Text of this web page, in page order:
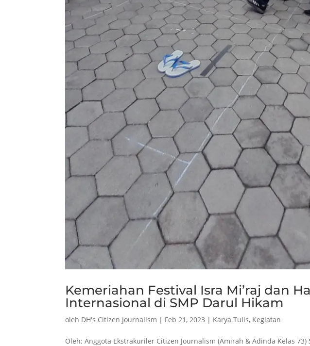
Kemeriahan Festival Isra Mi’raj dan
Internasional di SMP Darul Hikam
oleh DH's Citizen Journalism | Feb 21, 2023 | Karya Tulis, Kegiatan
Oleh: Anggota Ekstrakuriler Citizen Journalism (Amirah & Adinda Kelas